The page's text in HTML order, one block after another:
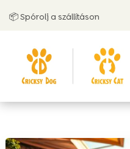
Spórolj a szállításon